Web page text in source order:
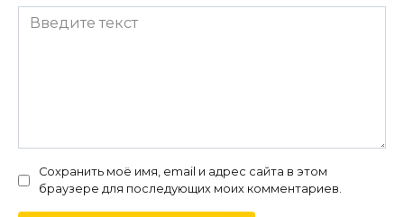
Сохранить моё имя, email и адрес сайта в этом
браузере для последующих моих комментариев.